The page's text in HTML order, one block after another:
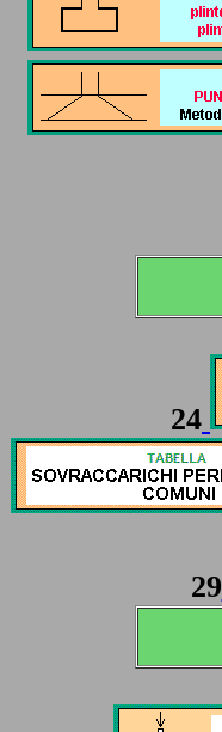
24
29